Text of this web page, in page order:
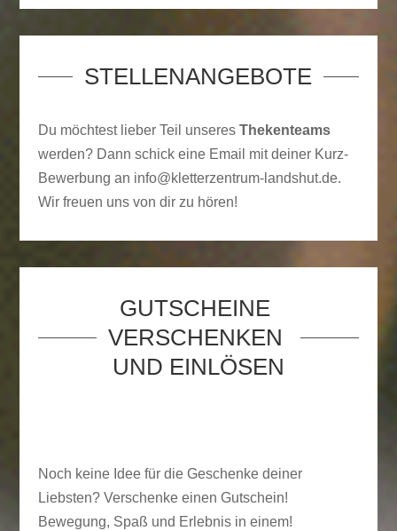
STELLENANGEBOTE
Du möchtest lieber Teil unseres Thekenteams
werden? Dann schick eine Email mit deiner Kurz-
Bewerbung an info@kletterzentrum-landshut.de.
Wir freuen uns von dir zu hören!
GUTSCHEINE
VERSCHENKEN
UND EINLÖSEN
Noch keine Idee für die Geschenke deiner
Liebsten? Verschenke einen Gutschein!
Bewegung, Spaß und Erlebnis in einem!